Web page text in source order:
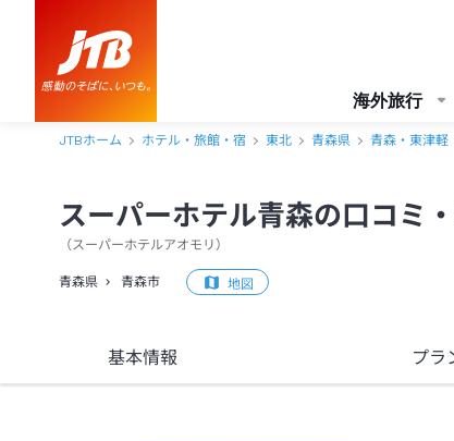
海外旅行
JTBホーム ホテル・旅館・宿 東北 青森県 青森・東津軽
スーパーホテル青森の口コミ
（スーパーホテルアオモリ ）
青森県 青森市 地図
基本情報 プラ